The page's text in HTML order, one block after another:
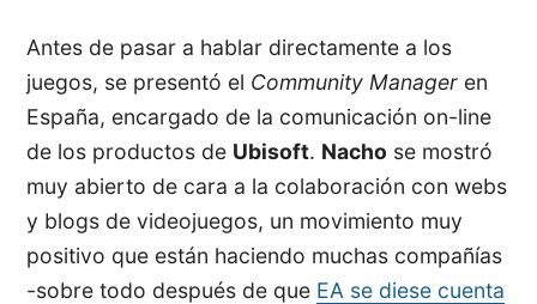
Antes de pasar a hablar directamente a los
juegos, se presentó el Community Manager en
España, encargado de la comunicación on-line
de los productos de Ubisoft. Nacho se mostró
muy abierto de cara a la colaboración con webs
y blogs de videojuegos, un movimiento muy
positivo que están haciendo muchas compañías
-sobre todo después de que EA se diese cuenta